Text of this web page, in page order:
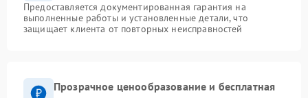
Предоставляется документированная гарантия на
выполненные работы и установленные детали, что
защищает клиента от повторных неисправностей
Прозрачное ценообразование и бесплатная